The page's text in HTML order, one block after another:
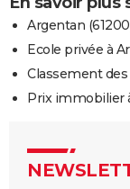
Argentan
Ecole privée à
Classement
Prix immobilier